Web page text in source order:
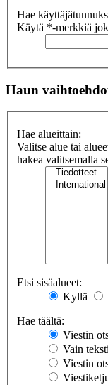
Hae
Käytä *-merkkiä
Haun
Hae alueittain:
Valitse alue tai
hakea valitsemalla
Etsi sisäalueet:
Kyllä
Hae täältä:
Viestin
Vain teksti
Viestin